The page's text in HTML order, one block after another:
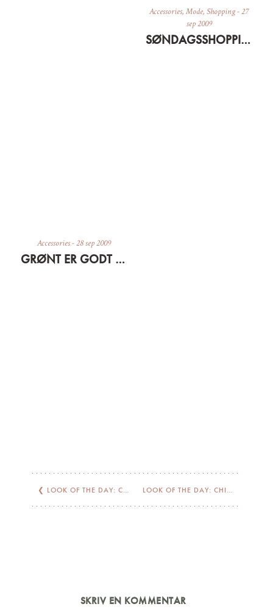
Accessories,Mode,Shopping-27
sep 2009
SØNDAGSSHOPPING PÅ NETTET
Accessories-28 sep 2009
GRØNT ER GODT FOR ØJNENE, SE BARE HER
❮ LOOK OF THE DAY: CRUTCH LOOK OF THE DAY: CHILDHOOD STREET
SKRIV EN KOMMENTAR